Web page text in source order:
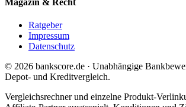
Magazin & Recht
Ratgeber
Impressum
Datenschutz
© 2026 bankscore.de · Unabhängige
Depot- und Kreditvergleich.
Vergleichsrechner und einzelne Produkt-